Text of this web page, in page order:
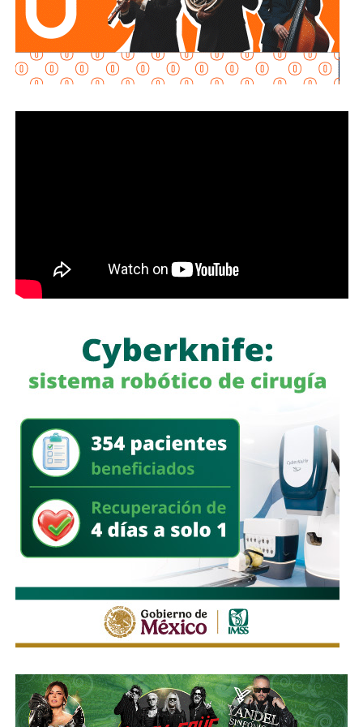
movilidad, como dicen los boletines oficiales, tienden
solamente a
favorecer la velocidad
¿Quién se acuerda de los peatones? ¿Quién piensa
en el que quiere cruzar la calle sin tener que subirse
en medio de la calle, pero la mayoría de los que piden la
señal con el aviso son los mismos que, a propósito, no
ser cortés con los peatones que intentan
Señales faltan más, como una que indique para qué o
realidad nadie lo sabe a ciencia cierta, otras en toda la
ciudad, lasque avisen que la ciclovía no es para que se
estacionen autos de los negocios de Carranza o
Himno Nacional.
La Avenida Chapultepec tiene varias señales que indican
que ellímite de velocidad es de 50 km/h, algunas casi
borradas -ahí te encargo, Ayuntamiento- pero en los
videos que circularon de autos voladores,en ninguno de
los casos, la velocidad del vehículo estaba por debajo
del límite permitido